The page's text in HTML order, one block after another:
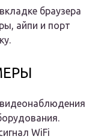
браузера
айпи и порт
WiFi